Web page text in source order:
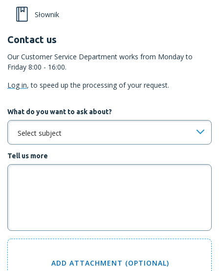
Słownik
Contact us
Our Customer Service Department works from Monday to
Friday 8:00 - 16:00.
Log in, to speed up the processing of your request.
What do you want to ask about?
Select subject
Tell us more
ADD ATTACHMENT (OPTIONAL)